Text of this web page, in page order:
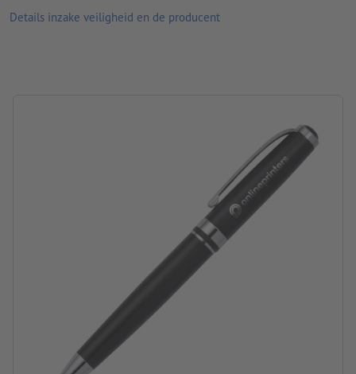
afmetingen: 7,5 x 2,3 x 18 cm
Details inzake veiligheid en de producent